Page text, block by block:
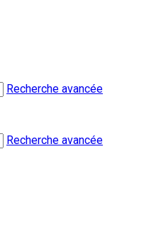
Recherche avancée
Recherche avancée